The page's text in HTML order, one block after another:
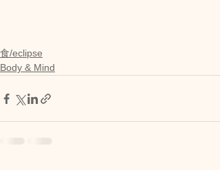
食/eclipse
Body & Mind